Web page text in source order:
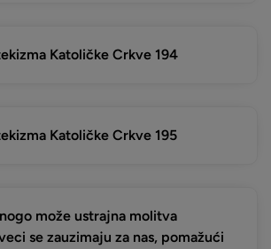
Katoličke Crkve 194
Katoličke Crkve 195
može ustrajna molitva
se zauzimaju za nas, pomažući